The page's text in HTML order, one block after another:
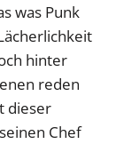
was Punk
hinter
reden
dieser
Chef